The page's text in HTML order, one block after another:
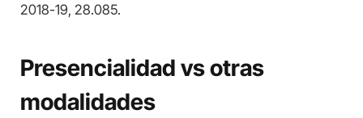
2018-19, 28.085.
Presencialidad vs otras
modalidades